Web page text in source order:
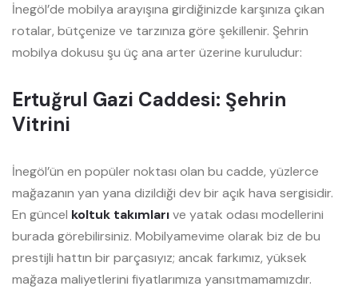
İnegöl’de mobilya arayışına girdiğinizde karşınıza çıkan
rotalar, bütçenize ve tarzınıza göre şekillenir. Şehrin
mobilya dokusu şu üç ana arter üzerine kuruludur:
Ertuğrul Gazi Caddesi: Şehrin
Vitrini
İnegöl’ün en popüler noktası olan bu cadde, yüzlerce
mağazanın yan yana dizildiği dev bir açık hava sergisidir.
En güncel koltuk takımlarıve yatak odası modellerini
burada görebilirsiniz. Mobilyamevime olarak biz de bu
prestijli hattın bir parçasıyız; ancak farkımız, yüksek
mağaza maliyetlerini fiyatlarımıza yansıtmamamızdır.